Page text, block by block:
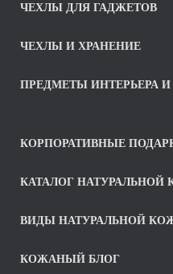
ЧЕХЛЫ ДЛЯ ГАДЖЕТОВ
ЧЕХЛЫ И ХРАНЕНИЕ
ПРЕДМЕТЫ ИНТЕРЬЕРА И
КОРПОРАТИВНЫЕ
КАТАЛОГ НАТУРАЛЬНОЙ
ВИДЫ НАТУРАЛЬНОЙ
КОЖАНЫЙ БЛОГ